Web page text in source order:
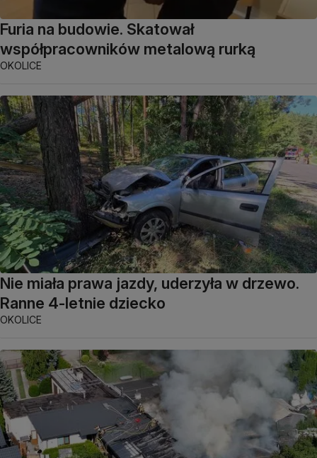
Furia na budowie. Skatował
współpracowników metalową rurką
OKOLICE
Nie miała prawa jazdy, uderzyła w drzewo.
Ranne 4-letnie dziecko
OKOLICE